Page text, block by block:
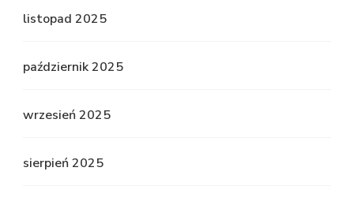
listopad 2025
październik 2025
wrzesień 2025
sierpień 2025